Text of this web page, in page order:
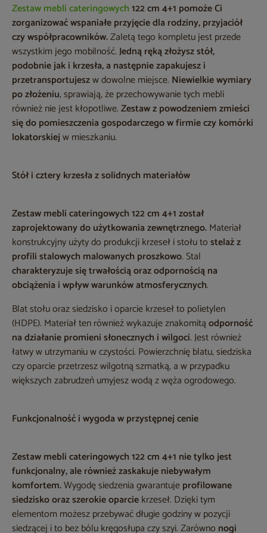
Zestaw mebli cateringowych122 cm 4+1 pomoże Ci
zorganizować wspaniałe przyjęcie dla rodziny, przyjaciół
czy współpracowników.Zaletą tego kompletu jest przede
wszystkim jego mobilność.Jedną ręką złożysz stół,
podobnie jak i krzesła, a następnie zapakujesz i
przetransportujeszw dowolne miejsce. Niewielkie wymiary
po złożeniu, sprawiają, że przechowywanie tych mebli
również nie jest kłopotliwe.Zestaw z powodzeniem zmieści
się do pomieszczenia gospodarczego w firmie czy komórki
lokatorskiejw mieszkaniu.
Stół i cztery krzesła z solidnych materiałów
Zestaw mebli cateringowych 122 cm 4+1został
zaprojektowany do użytkowania zewnętrznego.Materiał
konstrukcyjny użyty do produkcji krzeseł i stołu tostelaż z
profili stalowych malowanych proszkowo. Stal
charakteryzuje się trwałością oraz odpornością na
obciążenia i wpływ warunków atmosferycznych.
Blat stołu oraz siedzisko i oparcie krzeseł to polietylen
(HDPE). Materiał ten również wykazuje znakomitąodporność
na działanie promieni słonecznych i wilgoci. Jest również
łatwy w utrzymaniu w czystości. Powierzchnię blatu, siedziska
czy oparcie przetrzesz wilgotną szmatką, a w przypadku
większych zabrudzeń umyjesz wodą z węża ogrodowego.
Funkcjonalność i wygoda w przystępnej cenie
Zestaw mebli cateringowych 122 cm 4+1 nie tylko jest
funkcjonalny, ale również zaskakuje niebywałym
komfortem.Wygodę siedzenia gwarantujeprofilowane
siedzisko oraz szerokie oparciekrzeseł. Dzięki tym
elementom możesz przebywać długie godziny w pozycji
siedzącej i to bez bólu kręgosłupa czy szyi. Zarówno nogi